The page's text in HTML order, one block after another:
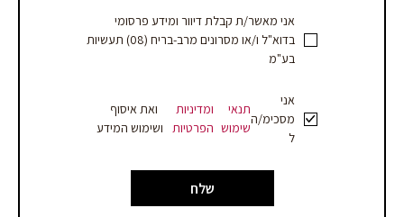
אני מאשר/ת קבלת דיוור ומידע פרסומי
בדוא"ל ו/או מסרונים מרב-בריח (08) תעשיות
בע"מ
אני
מסכימ/ה
ל
תנאי
שימוש
ומדיניות
הפרטיות
ואת איסוף
ושימוש המידע
שלח